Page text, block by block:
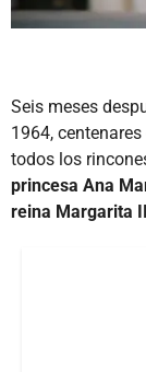
Seis meses
1964,
todos los
princesa Ana
reina Margarita